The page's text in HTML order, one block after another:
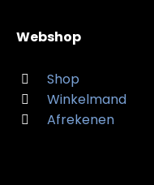
Webshop
Shop
Winkelmand
Afrekenen